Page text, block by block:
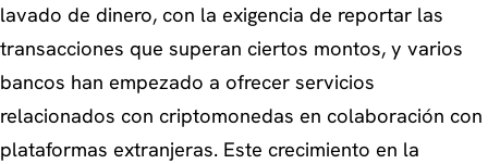
lavado de dinero, con la exigencia de reportar las
transacciones que superan ciertos montos, y varios
bancos han empezado a ofrecer servicios
relacionados con criptomonedas en colaboración con
plataformas extranjeras. Este crecimiento en la